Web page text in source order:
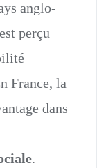
anglo-
perçu
France, la
dans
.